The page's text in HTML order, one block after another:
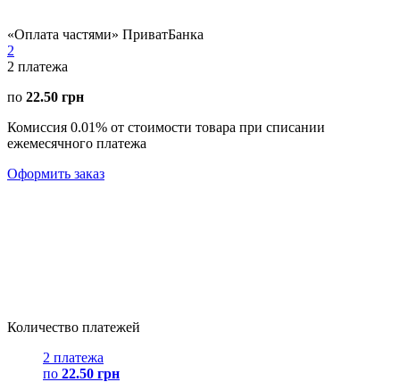
«Оплата частями» ПриватБанка
2
2 платежа
по 22.50 грн
Комиссия 0.01% от стоимости товара при списании
ежемесячного платежа
Оформить заказ
Количество платежей
2 платежа
по 22.50 грн